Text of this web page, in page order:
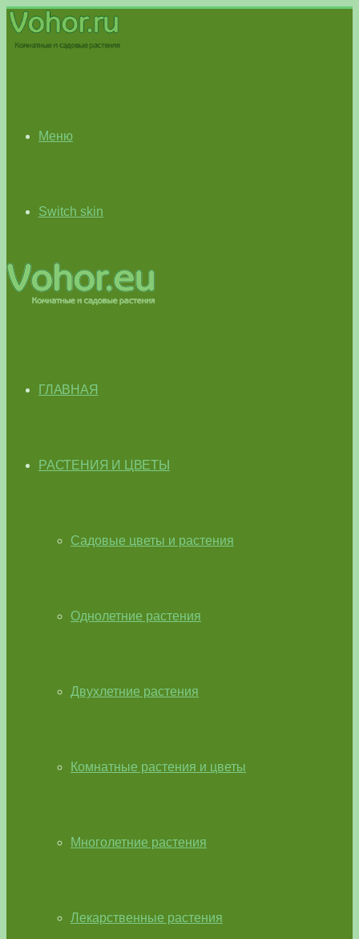
Меню
Switch skin
ГЛАВНАЯ
РАСТЕНИЯ И ЦВЕТЫ
Садовые цветы и растения
Однолетние растения
Двухлетние растения
Комнатные растения и цветы
Многолетние растения
Лекарственные растения